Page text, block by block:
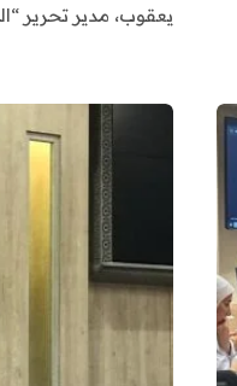
يعقوب، مدير تحرير